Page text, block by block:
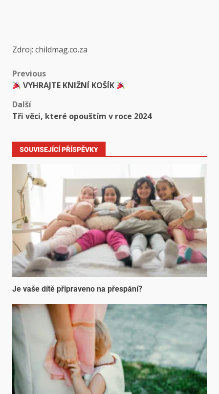
Zdroj: childmag.co.za
Previous
VYHRAJTE KNIŽNÍ KOŠÍK
Další
Tři věci, které opouštím v roce 2024
SOUVISEJÍCÍ PŘÍSPĚVKY
Je vaše dítě připraveno na přespání?